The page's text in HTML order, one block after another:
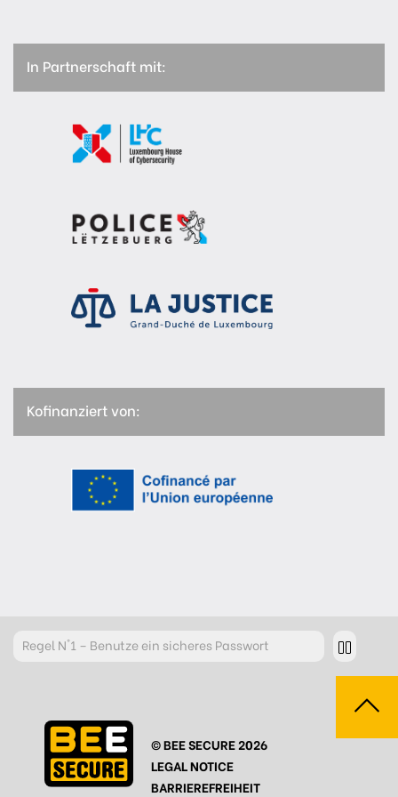
In Partnerschaft mit:
Kofinanziert von:
RegelN°1 – Benutze ein sicheres Passwort
RegelN°3 – Überdenke was du postest
RegelN°4 – Respektiere andere
RegelN°5 – Schütze dich vor Hackern/Malware
© BEE SECURE 2026
LEGAL NOTICE
BARRIEREFREIHEIT